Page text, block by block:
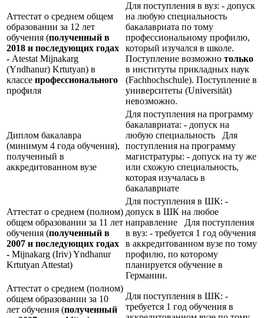
Аттестат о среднем общем
образовании за 12 лет
обучения (полученный в
2018 и последующих годах
- Atestat Mijnakarg
(Yndhanur) Krtutyan) в
классе профессионального
профиля
Для поступления в вуз: - допуск
на любую специальность
бакалавриата по тому
профессиональному профилю,
который изучался в школе.
Поступление возможно только
в институты прикладных наук
(Fachhochschule). Поступление в
университеты (Universität)
невозможно.
Диплом бакалавра
(минимум 4 года обучения),
полученный в
аккредитованном вузе
Для поступления на программу
бакалавриата: - допуск на
любую специальность Для
поступления на программу
магистратуры: - допуск на ту же
или схожую специальность,
которая изучалась в
бакалавриате
Аттестат о среднем (полном)
общем образовании за 11 лет
обучения (полученный в
2007 и последующих годах
- Mijnakarg (Iriv) Yndhanur
Krtutyan Attestat)
Для поступления в ШК: -
допуск в ШК на любое
направление Для поступления
в вуз: - требуется 1 год обучения
в аккредитованном вузе по тому
профилю, по которому
планируется обучение в
Германии.
Аттестат о среднем (полном)
общем образовании за 10
лет обучения (полученный
Для поступления в ШК: -
требуется 1 год обучения в